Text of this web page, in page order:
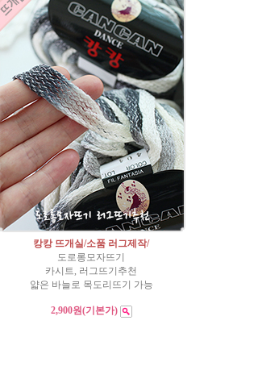
캉캉 뜨개실/소품 러그제작/
도로롱모자뜨기
카시트, 러그뜨기추천
얇은 바늘로 목도리뜨기 가능
2,900원(기본가)